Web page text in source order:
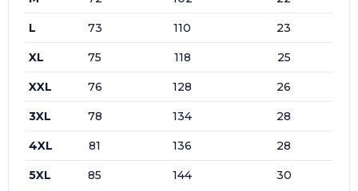
L 73 110 23
XL 75 118 25
XXL 76 128 26
3XL 78 134 28
4XL 81 136 28
5XL 85 144 30